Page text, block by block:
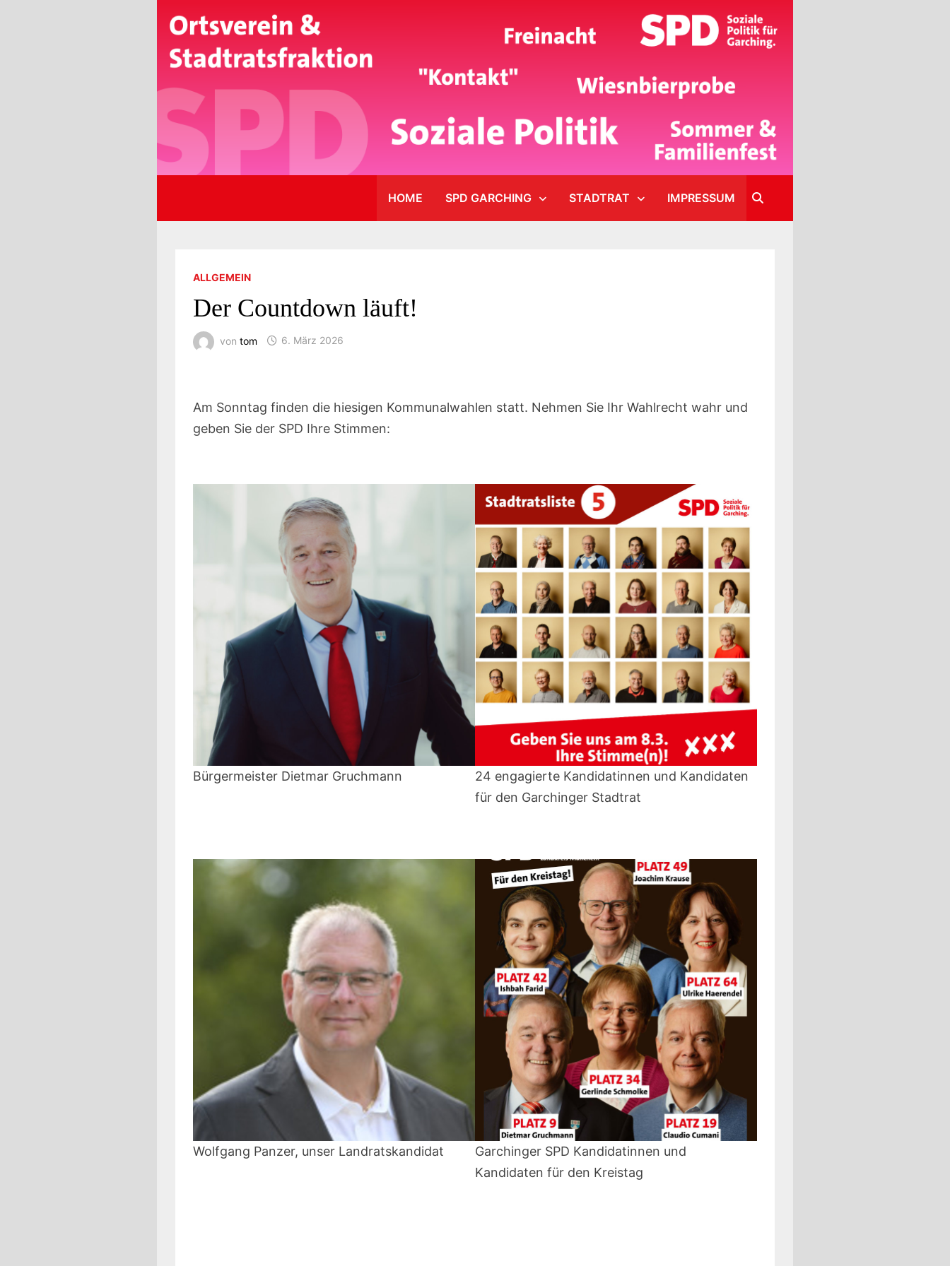
Inhalt
springen
HOME SPD GARCHING STADTRAT IMPRESSUM
ALLGEMEIN
Der Countdown läuft!
von tom 6. März 2026
Am Sonntag finden die hiesigen Kommunalwahlen statt. Nehmen Sie Ihr Wahlrecht wahr und
geben Sie der SPD Ihre Stimmen:
Bürgermeister Dietmar Gruchmann
24 engagierte Kandidatinnen und Kandidaten
für den Garchinger Stadtrat
Wolfgang Panzer, unser Landratskandidat
Garchinger SPD Kandidatinnen und
Kandidaten für den Kreistag